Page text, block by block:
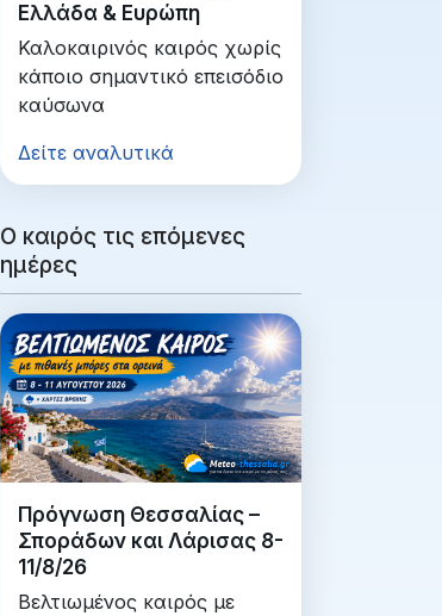
Ελλάδα & Ευρώπη
Καλοκαιρινός καιρός χωρίς
κάποιο σημαντικό επεισόδιο
καύσωνα
Δείτε αναλυτικά
Ο καιρός τις επόμενες
ημέρες
Πρόγνωση Θεσσαλίας –
Σποράδων και Λάρισας 8-
11/8/26
Βελτιωμένος καιρός με